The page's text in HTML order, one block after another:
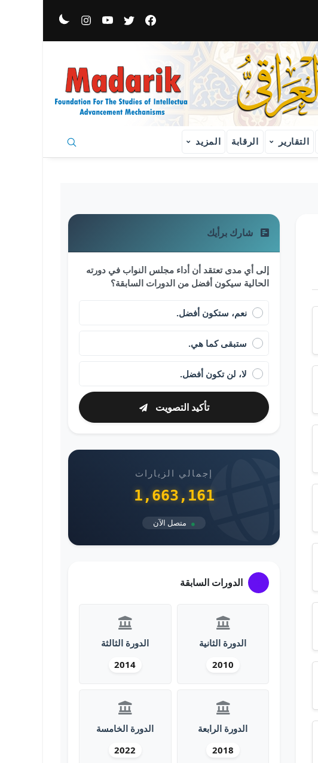
فيسبوكمنصة Xيوتيوب إنستغرام
التقارير الرقابة المزيد
شارك برأيك
إلى أي مدى تعتقد أن أداء مجلس النواب في دورته
الحالية سيكون أفضل من الدورات السابقة؟
نعم، ستكون أفضل.
ستبقى كما هي.
لا، لن تكون أفضل.
تأكيد التصويت
إجمالي الزيارات
1,663,161
متصل الآن
الدورات السابقة
الدورة الثانية
2010
الدورة الثالثة
2014
الدورة الرابعة
2018
الدورة الخامسة
2022